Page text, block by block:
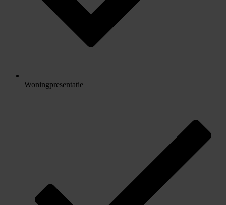
Woningpresentatie